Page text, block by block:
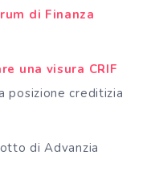
di Finanza
una visura CRIF
posizione creditizia
di Advanzia